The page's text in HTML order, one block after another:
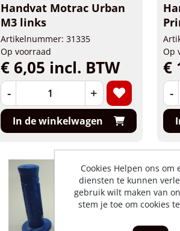
Handvat Motrac Urban
M3 links
Artikelnummer: 31335
Op voorraad
€ 6,05 incl. BTW
- +
In de winkelwagen
Op
€
-
Cookies Helpen ons om
diensten te kunnen
gebruik wilt maken van
stem je toe om cookies